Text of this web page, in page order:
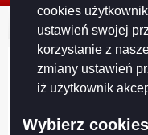
cookies
ustawień swojej
korzystanie z
zmiany ustawień
iż użytkownik
Wybierz
© 2026. Urząd Miejski w